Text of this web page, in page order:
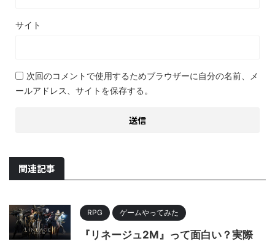
サイト
次回のコメントで使用するためブラウザーに自分の名前、メ
ールアドレス、サイトを保存する。
関連記事
RPG ゲームやってみた
『リネージュ2M』って面白い？実際